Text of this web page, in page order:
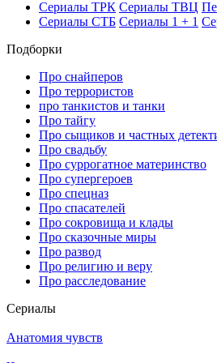
Се­риа­лы ТРК Се­риа­лы ТВЦ
Се­риа­лы СТБ Се­риа­лы 1 + 1
Подборки
Про снайперов
Про террористов
про танкистов и танки
Про тайгу
Про сыщиков и частных
Про свадьбу
Про суррогатное материнство
Про супергероев
Про спецназ
Про спасателей
Про сокровища и клады
Про сказочные миры
Про развод
Про религию и веру
Про расследование
Се­риа­лы
Анатомия чувств